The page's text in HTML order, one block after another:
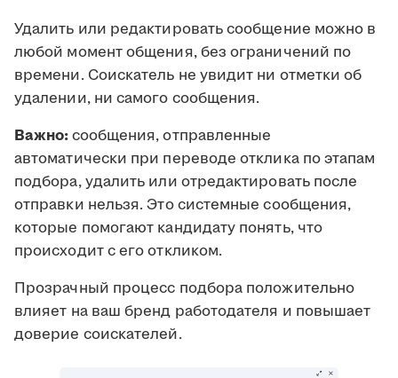
Удалить или редактировать сообщение можно в
любой момент общения, без ограничений по
времени. Соискатель не увидит ни отметки об
удалении, ни самого сообщения.
Важно:сообщения, отправленные
автоматически при переводе отклика по этапам
подбора, удалить или отредактировать после
отправки нельзя. Это системные сообщения,
которые помогают кандидату понять, что
происходит с его откликом.
Прозрачный процесс подбора положительно
влияет на ваш бренд работодателя и повышает
доверие соискателей.